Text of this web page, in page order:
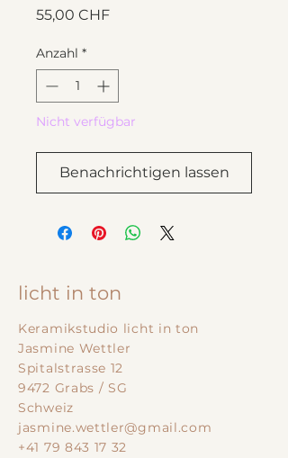
55,00 CHFPreis
Anzahl *
Nicht verfügbar
Benachrichtigen lassen
licht in ton
Keramikstudio licht in ton
Jasmine Wettler
Spitalstrasse 12
9472 Grabs / SG
Schweiz
jasmine.wettler@gmail.com
+41 79 843 17 32